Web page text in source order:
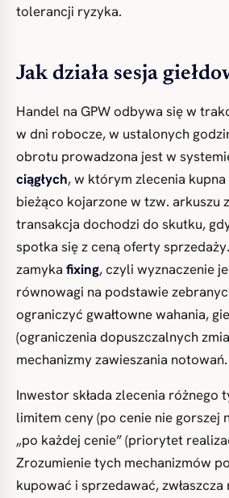
tolerancji ryzyka.
Jak działa sesja
Handel na GPW odbywa się w
w dni robocze, w ustalonych
obrotu prowadzona jest w
ciągłych, w którym zlecenia
bieżąco kojarzone w tzw. arkuszu
transakcja dochodzi do skutku,
spotka się z ceną oferty
zamyka fixing, czyli wyznaczenie
równowagi na podstawie
ograniczyć gwałtowne wahania,
(ograniczenia dopuszczalnych
mechanizmy zawieszania notowań.
Inwestor składa zlecenia różnego
limitem ceny (po cenie nie gorszej
„po każdej cenie” (priorytet
Zrozumienie tych mechanizmów
kupować i sprzedawać, zwłaszcza